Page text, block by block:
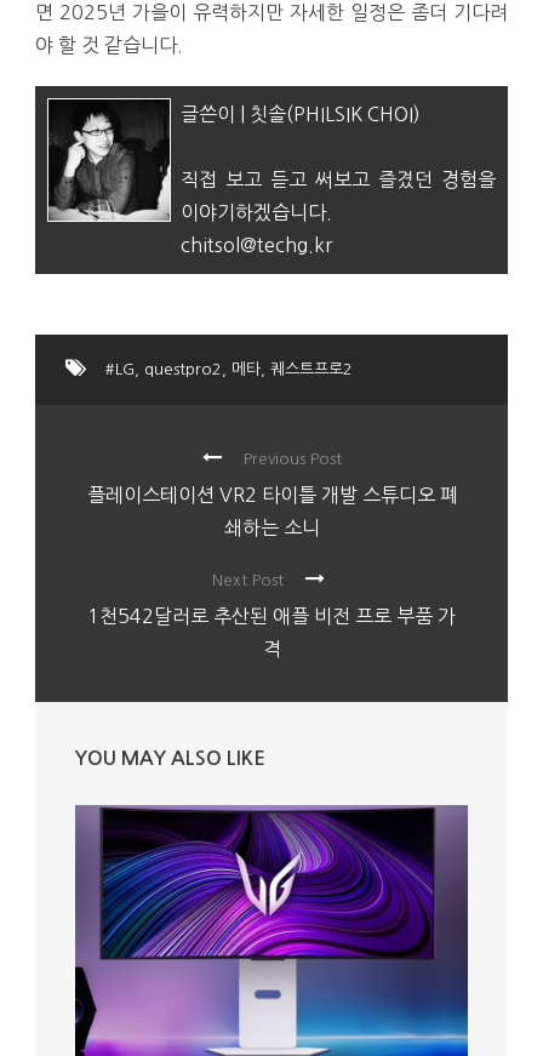
면 2025년 가을이 유력하지만 자세한 일정은 좀더 기다려
야 할 것 같습니다.
글쓴이 | 칫솔(PHILSIK CHOI)
직접 보고 듣고 써보고 즐겼던 경험을
이야기하겠습니다.
chitsol@techg.kr
#LG questpro2 메타 퀘스트프로2
Previous Post
플레이스테이션 VR2 타이틀 개발 스튜디오 폐
쇄하는 소니
Next Post
1천542달러로 추산된 애플 비전 프로 부품 가
격
YOU MAY ALSO LIKE